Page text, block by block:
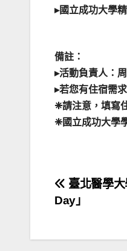
▸國立成功大學
備註：
▸活動負責人：
▸若您有住宿需
❈請注意，填寫
❈國立成功大學
文
章
導
臺北醫學
Day」